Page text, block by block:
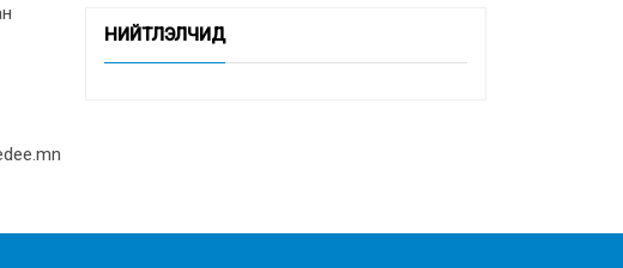
сануулав
“СУРГУУЛЬ, ЦЭЦЭРЛЭГТ
НИЙТЛЭЛЧИД